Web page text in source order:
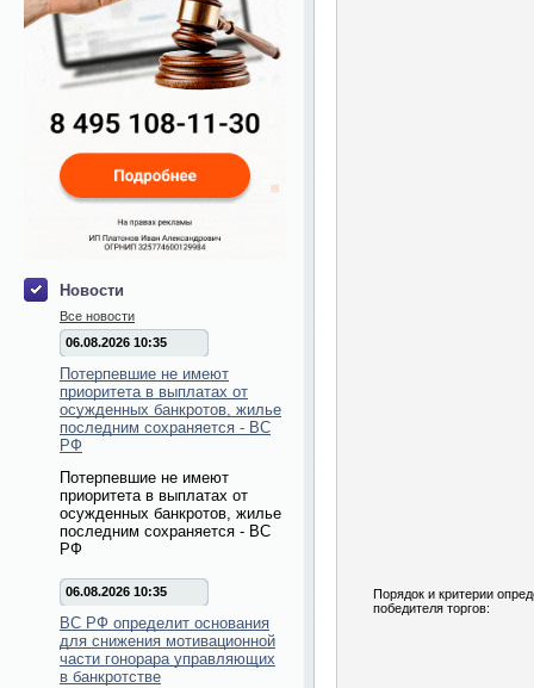
Новости
Все новости
06.08.2026 10:35
Потерпевшие не имеют
приоритета в выплатах от
осужденных банкротов, жилье
последним сохраняется - ВС
РФ
Потерпевшие не имеют
приоритета в выплатах от
осужденных банкротов, жилье
последним сохраняется - ВС
РФ
06.08.2026 10:35
ВС РФ определит основания
для снижения мотивационной
части гонорара управляющих
в банкротстве
Порядок и критерии
победителя торгов: